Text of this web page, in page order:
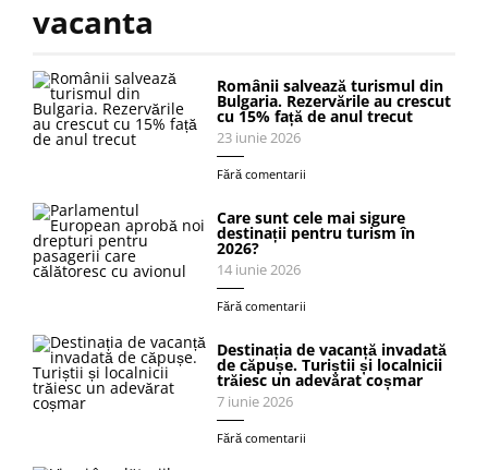
vacanta
Românii salvează turismul din
Bulgaria. Rezervările au crescut
cu 15% față de anul trecut
23 iunie 2026
Fără comentarii
Care sunt cele mai sigure
destinații pentru turism în
2026?
14 iunie 2026
Fără comentarii
Destinația de vacanță invadată
de căpușe. Turiștii și localnicii
trăiesc un adevărat coșmar
7 iunie 2026
Fără comentarii